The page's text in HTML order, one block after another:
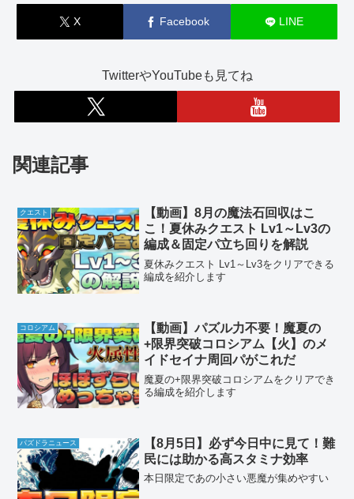
X Facebook LINE
TwitterやYouTubeも見てね
関連記事
クエスト
【動画】8月の魔法石回収はこ
こ！夏休みクエスト Lv1～Lv3の
編成＆固定パ立ち回りを解説
夏休みクエスト Lv1～Lv3をクリアできる
編成を紹介します
コロシアム
【動画】パズル力不要！魔夏の
+限界突破コロシアム【火】のメ
イドセイナ周回パがこれだ
魔夏の+限界突破コロシアムをクリアでき
る編成を紹介します
パズドラニュース
【8月5日】必ず今日中に見て！難
民には助かる高スタミナ効率
本日限定であの小さい悪魔が集めやすい